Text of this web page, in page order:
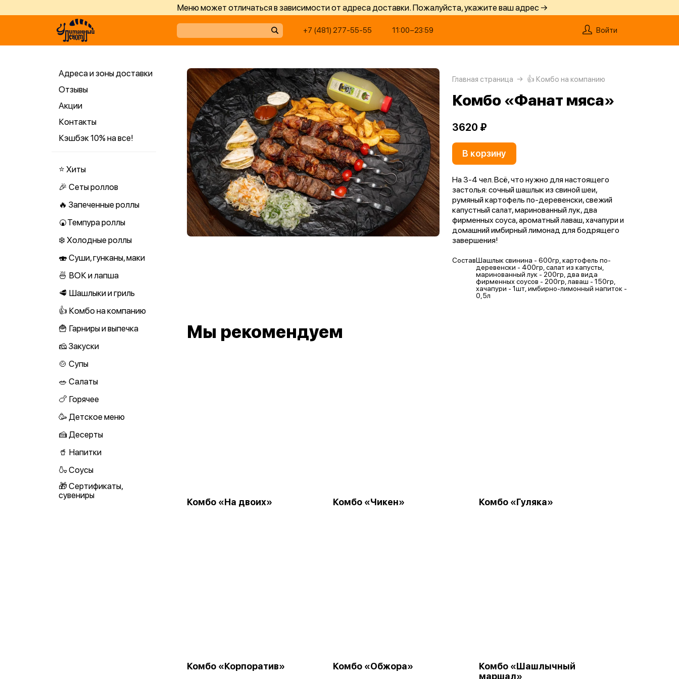
Меню может отличаться в зависимости от адреса доставки. Пожалуйста, укажите ваш адрес →
+7 (481) 277-55-55 11:00−23:59 Войти
Адреса и зоны доставки
Отзывы
Акции
Контакты
Кэшбэк 10% на все!
⭐ Хиты
🎉 Сеты роллов
🔥 Запеченные роллы
🍘Темпура роллы
❄️ Холодные роллы
🍣 Суши, гунканы, маки
🍜 ВОК и лапша
🥩 Шашлыки и гриль
👍 Комбо на компанию
🍟 Гарниры и выпечка
🧀 Закуски
🍲 Супы
🥗 Салаты
🍗 Горячее
🥳 Детское меню
🍰 Десерты
🥤 Напитки
🍶 Соусы
🎁 Сертификаты,
сувениры
Главная страница 👍 Комбо на компанию
Комбо «Фанат мяса»
3620 ₽
В корзину
На 3-4 чел. Всё, что нужно для настоящего
застолья: сочный шашлык из свиной шеи,
румяный картофель по-деревенски, свежий
капустный салат, маринованный лук, два
фирменных соуса, ароматный лаваш, хачапури и
домашний имбирный лимонад для бодрящего
завершения!
СоставШашлык свинина - 600гр, картофель по-
деревенски - 400гр, салат из капусты,
маринованный лук - 200гр, два вида
фирменных соусов - 200гр, лаваш - 150гр,
хачапури - 1шт, имбирно-лимонный напиток -
0,5л
Мы рекомендуем
Комбо «На двоих» Комбо «Чикен» Комбо «Гуляка»
Комбо «Корпоратив» Комбо «Обжора»
Комбо «Шашлычный
маршал»